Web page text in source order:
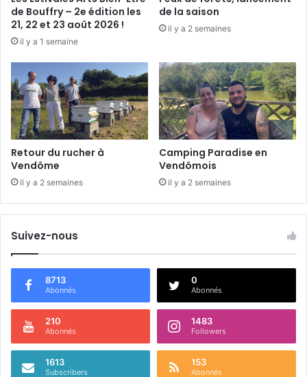
e
V
l
d
e
m
e
t
l
a
R
é
i
de Bouffry – 2e édition les
21, 22 et 23 août 2026 !
il y a 1 semaine
de la saison
il y a 2 semaines
Retour du rucher à
Vendôme
il y a 2 semaines
Camping Paradise en
Vendômois
il y a 2 semaines
Suivez-nous
8713
Abonnés
0
Abonnés
210
Abonnés
1483
Followers
1613
Subscribers
153
Abonnés